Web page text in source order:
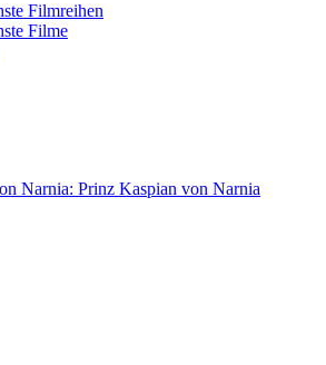
Filmreihen
Filme
Narnia: Prinz Kaspian von Narnia